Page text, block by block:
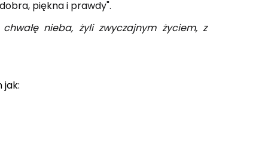
piękna i prawdy".
nieba, żyli zwyczajnym życiem, z
jak: